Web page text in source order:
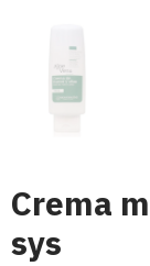
Crema
sys